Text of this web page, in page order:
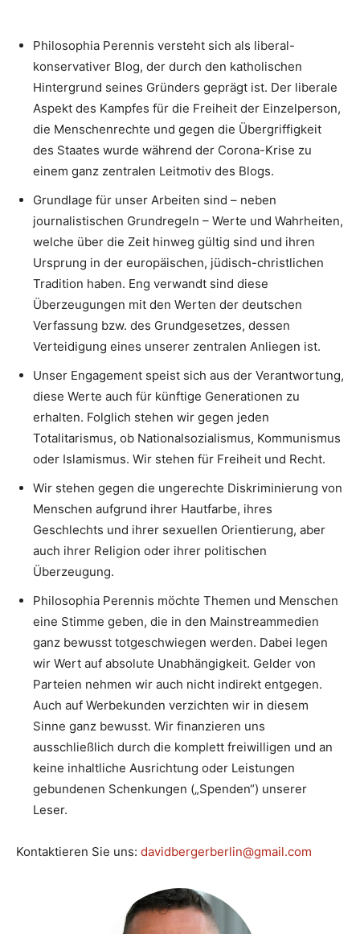
Philosophia Perennis versteht sich als liberal-
konservativer Blog, der durch den katholischen
Hintergrund seines Gründers geprägt ist. Der liberale
Aspekt des Kampfes für die Freiheit der Einzelperson,
die Menschenrechte und gegen die Übergriffigkeit
des Staates wurde während der Corona-Krise zu
einem ganz zentralen Leitmotiv des Blogs.
Grundlage für unser Arbeiten sind – neben
journalistischen Grundregeln – Werte und Wahrheiten,
welche über die Zeit hinweg gültig sind und ihren
Ursprung in der europäischen, jüdisch-christlichen
Tradition haben. Eng verwandt sind diese
Überzeugungen mit den Werten der deutschen
Verfassung bzw. des Grundgesetzes, dessen
Verteidigung eines unserer zentralen Anliegen ist.
Unser Engagement speist sich aus der Verantwortung,
diese Werte auch für künftige Generationen zu
erhalten. Folglich stehen wir gegen jeden
Totalitarismus, ob Nationalsozialismus, Kommunismus
oder Islamismus. Wir stehen für Freiheit und Recht.
Wir stehen gegen die ungerechte Diskriminierung von
Menschen aufgrund ihrer Hautfarbe, ihres
Geschlechts und ihrer sexuellen Orientierung, aber
auch ihrer Religion oder ihrer politischen
Überzeugung.
Philosophia Perennis möchte Themen und Menschen
eine Stimme geben, die in den Mainstreammedien
ganz bewusst totgeschwiegen werden. Dabei legen
wir Wert auf absolute Unabhängigkeit. Gelder von
Parteien nehmen wir auch nicht indirekt entgegen.
Auch auf Werbekunden verzichten wir in diesem
Sinne ganz bewusst. Wir finanzieren uns
ausschließlich durch die komplett freiwilligen und an
keine inhaltliche Ausrichtung oder Leistungen
gebundenen Schenkungen („Spenden“) unserer
Leser.
Kontaktieren Sie uns: davidbergerberlin@gmail.com